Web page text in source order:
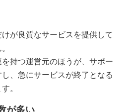
が良質なサービスを提供して
持つ運営元のほうが、サポー
、急にサービスが終了となる
。
が多い